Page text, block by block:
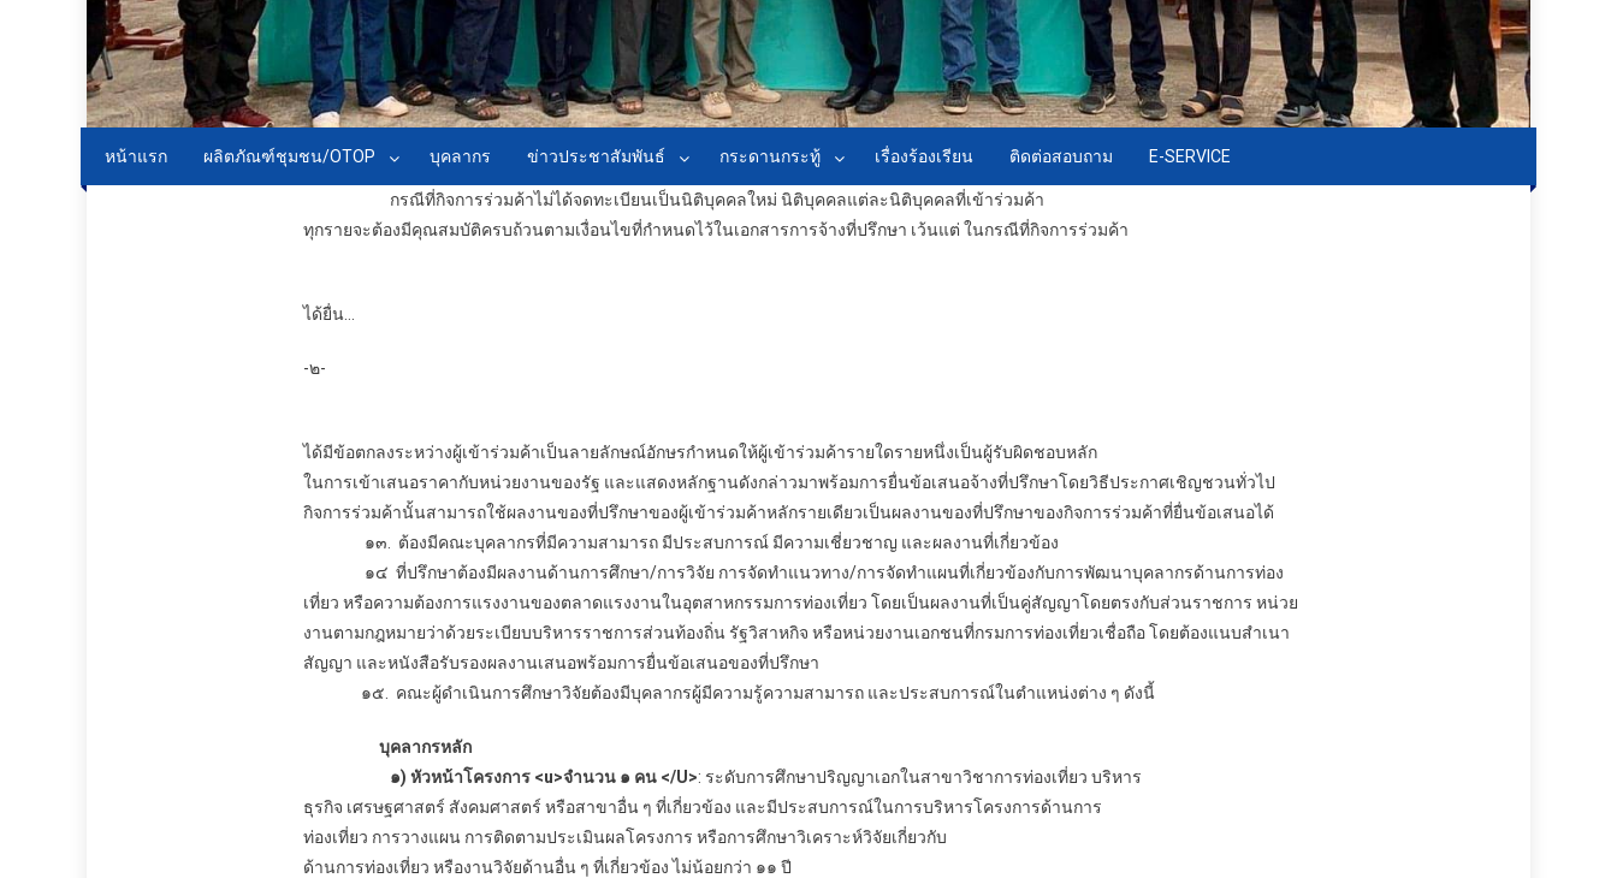
หน้าแรก ผลิตภัณฑ์ชุมชน/OTOP บุคลากร ข่าวประชาสัมพันธ์ กระดานกระทู้ เรื่องร้องเรียน ติดต่อสอบถาม E-SERVICE
กรณีที่กิจการร่วมค้าไม่ได้จดทะเบียนเป็นนิติบุคคลใหม่ นิติบุคคลแต่ละนิติบุคคลที่เข้าร่วมค้า
ทุกรายจะต้องมีคุณสมบัติครบถ้วนตามเงื่อนไขที่กำหนดไว้ในเอกสารการจ้างที่ปรึกษา เว้นแต่ ในกรณีที่กิจการร่วมค้า
ได้ยื่น…
-๒-
ได้มีข้อตกลงระหว่างผู้เข้าร่วมค้าเป็นลายลักษณ์อักษรกำหนดให้ผู้เข้าร่วมค้ารายใดรายหนึ่งเป็นผู้รับผิดชอบหลัก
ในการเข้าเสนอราคากับหน่วยงานของรัฐ และแสดงหลักฐานดังกล่าวมาพร้อมการยื่นข้อเสนอจ้างที่ปรึกษาโดยวิธีประกาศเชิญชวนทั่วไป
กิจการร่วมค้านั้นสามารถใช้ผลงานของที่ปรึกษาของผู้เข้าร่วมค้าหลักรายเดียวเป็นผลงานของที่ปรึกษาของกิจการร่วมค้าที่ยื่นข้อเสนอได้
๑๓. ต้องมีคณะบุคลากรที่มีความสามารถ มีประสบการณ์ มีความเชี่ยวชาญ และผลงานที่เกี่ยวข้อง
๑๔ ที่ปรึกษาต้องมีผลงานด้านการศึกษา/การวิจัย การจัดทำแนวทาง/การจัดทำแผนที่เกี่ยวข้องกับการพัฒนาบุคลากรด้านการท่อง
เที่ยว หรือความต้องการแรงงานของตลาดแรงงานในอุตสาหกรรมการท่องเที่ยว โดยเป็นผลงานที่เป็นคู่สัญญาโดยตรงกับส่วนราชการ หน่วย
งานตามกฎหมายว่าด้วยระเบียบบริหารราชการส่วนท้องถิ่น รัฐวิสาหกิจ หรือหน่วยงานเอกชนที่กรมการท่องเที่ยวเชื่อถือ โดยต้องแนบสำเนา
สัญญา และหนังสือรับรองผลงานเสนอพร้อมการยื่นข้อเสนอของที่ปรึกษา
๑๕. คณะผู้ดำเนินการศึกษาวิจัยต้องมีบุคลากรผู้มีความรู้ความสามารถ และประสบการณ์ในตำแหน่งต่าง ๆ ดังนี้
บุคลากรหลัก
๑) หัวหน้าโครงการ <u>จำนวน ๑ คน </U>: ระดับการศึกษาปริญญาเอกในสาขาวิชาการท่องเที่ยว บริหาร
ธุรกิจ เศรษฐศาสตร์ สังคมศาสตร์ หรือสาขาอื่น ๆ ที่เกี่ยวข้อง และมีประสบการณ์ในการบริหารโครงการด้านการ
ท่องเที่ยว การวางแผน การติดตามประเมินผลโครงการ หรือการศึกษาวิเคราะห์วิจัยเกี่ยวกับ
ด้านการท่องเที่ยว หรืองานวิจัยด้านอื่น ๆ ที่เกี่ยวข้องไม่น้อยกว่า ๑๑ ปี